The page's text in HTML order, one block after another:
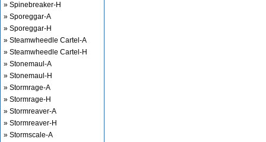
» Spinebreaker-H
» Sporeggar-A
» Sporeggar-H
» Steamwheedle Cartel-A
» Steamwheedle Cartel-H
» Stonemaul-A
» Stonemaul-H
» Stormrage-A
» Stormrage-H
» Stormreaver-A
» Stormreaver-H
» Stormscale-A